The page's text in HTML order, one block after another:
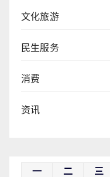
文化旅游
民生服务
消费
资讯
一 二 三